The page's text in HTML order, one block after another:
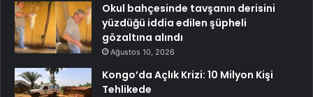
Okul bahçesinde tavşanın derisini
yüzdüğü iddia edilen şüpheli
gözaltına alındı
Ağustos 10, 2026
Kongo’da Açlık Krizi: 10 Milyon Kişi
Tehlikede